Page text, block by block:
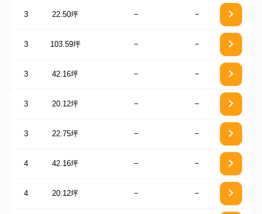
3 22.50坪 − −
3 103.59坪 − −
3 42.16坪 − −
3 20.12坪 − −
3 22.75坪 − −
4 42.16坪 − −
4 20.12坪 − −